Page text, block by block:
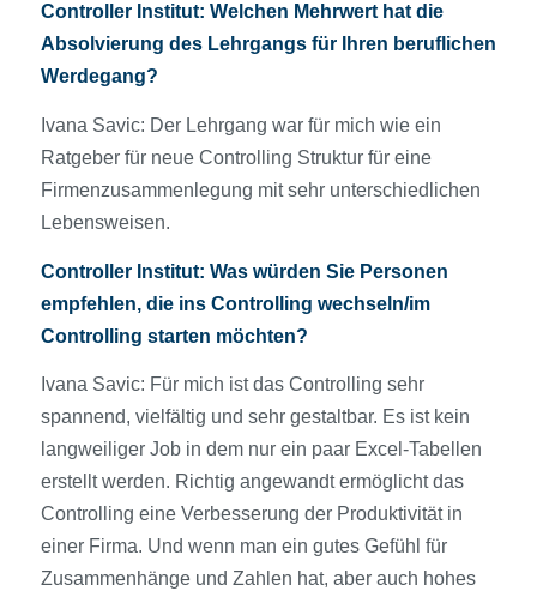
Controller Institut: Welchen Mehrwert hat die
Absolvierung des Lehrgangs für Ihren beruflichen
Werdegang?
Ivana Savic: Der Lehrgang war für mich wie ein
Ratgeber für neue Controlling Struktur für eine
Firmenzusammenlegung mit sehr unterschiedlichen
Lebensweisen.
Controller Institut: Was würden Sie Personen
empfehlen, die ins Controlling wechseln/im
Controlling starten möchten?
Ivana Savic: Für mich ist das Controlling sehr
spannend, vielfältig und sehr gestaltbar. Es ist kein
langweiliger Job in dem nur ein paar Excel-Tabellen
erstellt werden. Richtig angewandt ermöglicht das
Controlling eine Verbesserung der Produktivität in
einer Firma. Und wenn man ein gutes Gefühl für
Zusammenhänge und Zahlen hat, aber auch hohes